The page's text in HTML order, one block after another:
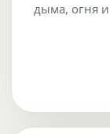
дыма, огня